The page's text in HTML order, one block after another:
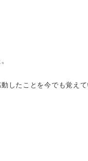
したことを今でも覚えて